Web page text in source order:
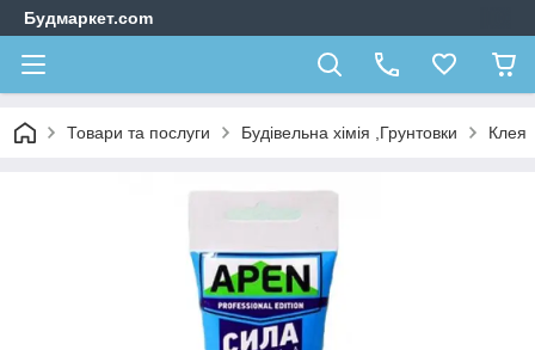
Будмаркет.com
Товари та послуги Будівельна хімія ,Грунтовки Клея